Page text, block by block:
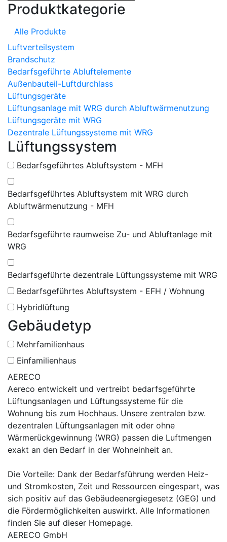
Produktkategorie
Alle Produkte
Luftverteilsystem
Brandschutz
Bedarfsgeführte Abluftelemente
Außenbauteil-Luftdurchlass
Lüftungsgeräte
Lüftungsanlage mit WRG durch Abluftwärmenutzung
Lüftungsgeräte mit WRG
Dezentrale Lüftungssysteme mit WRG
Lüftungssystem
Bedarfsgeführtes Abluftsystem - MFH
Bedarfsgeführtes Abluftsystem mit WRG durch
Abluftwärmenutzung - MFH
Bedarfsgeführte raumweise Zu- und Abluftanlage mit
WRG
Bedarfsgeführte dezentrale Lüftungssysteme mit WRG
Bedarfsgeführtes Abluftsystem - EFH / Wohnung
Hybridlüftung
Gebäudetyp
Mehrfamilienhaus
Einfamilienhaus
AERECO
Aereco entwickelt und vertreibt bedarfsgeführte
Lüftungsanlagen und Lüftungssysteme für die
Wohnung bis zum Hochhaus. Unsere zentralen bzw.
dezentralen Lüftungsanlagen mit oder ohne
Wärmerückgewinnung (WRG) passen die Luftmengen
exakt an den Bedarf in der Wohneinheit an.
Die Vorteile: Dank der Bedarfsführung werden Heiz-
und Stromkosten, Zeit und Ressourcen eingespart, was
sich positiv auf das Gebäudeenergiegesetz (GEG) und
die Fördermöglichkeiten auswirkt. Alle Informationen
finden Sie auf dieser Homepage.
AERECO GmbH